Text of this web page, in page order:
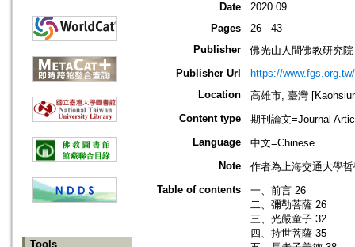
Tools
Date
2020.09
Pages
26 - 43
Publisher
佛光山人間佛教研究院
Publisher Url
https://www.fgs.org.tw/
Location
高雄市, 臺灣
Content type
期刊論文=Journal
Language
中文=Chinese
Note
作者為上海交通大學
Table of contents
一、前言 26
二、彌勒菩薩 26
三、光嚴童子 32
四、持世菩薩 35